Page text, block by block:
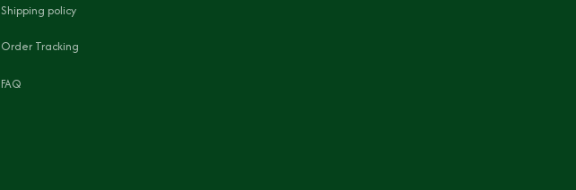
Shipping policy
Order Tracking
FAQ